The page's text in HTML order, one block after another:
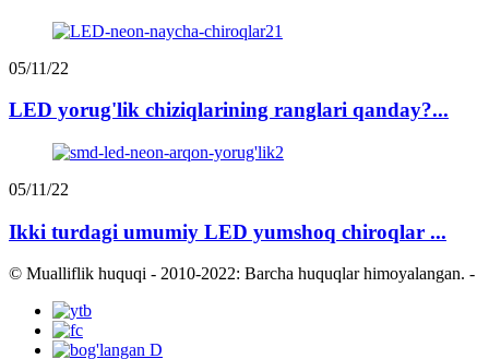
05/11/22
LED yorug'lik chiziqlarining ranglari qanday?...
05/11/22
Ikki turdagi umumiy LED yumshoq chiroqlar ...
© Mualliflik huquqi - 2010-2022: Barcha huquqlar himoyalangan. -